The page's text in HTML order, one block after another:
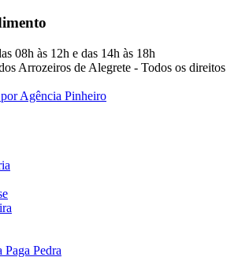
08h às 12h e das 14h às 18h
Arrozeiros de Alegrete - Todos os direitos
Paga Pedra